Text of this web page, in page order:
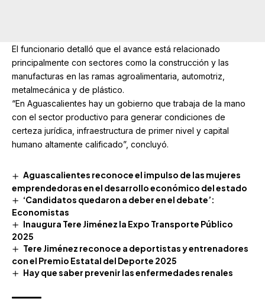
El funcionario detalló que el avance está relacionado
principalmente con sectores como la construcción y las
manufacturas en las ramas agroalimentaria, automotriz,
metalmecánica y de plástico.
“En Aguascalientes hay un gobierno que trabaja de la mano
con el sector productivo para generar condiciones de
certeza jurídica, infraestructura de primer nivel y capital
humano altamente calificado”, concluyó.
Aguascalientes reconoce el impulso de las mujeres
emprendedoras en el desarrollo económico del estado
‘Candidatos quedaron a deber en el debate’:
Economistas
Inaugura Tere Jiménez la Expo Transporte Público
2025
Tere Jiménez reconoce a deportistas y entrenadores
con el Premio Estatal del Deporte 2025
Hay que saber prevenir las enfermedades renales